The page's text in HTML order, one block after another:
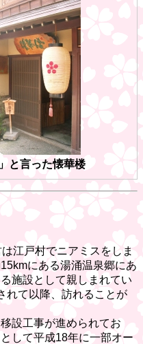
と言った懐華楼
江戸村でニアミスをしま
にある湯涌温泉郷にあ
施設として親しまれてい
れて以降、訪れることが
設工事が進められてお
して平成18年に一部オー